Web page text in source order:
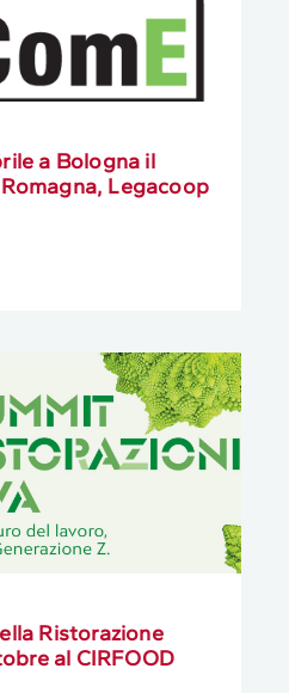
a Bologna il
Legacoop
Ristorazione
al CIRFOOD